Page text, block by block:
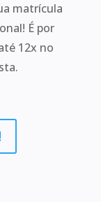
matrícula
É por
12x no